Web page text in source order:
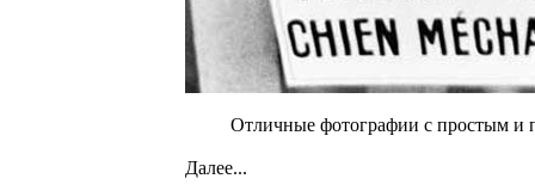
Отличные фотографии с простым
Далее...